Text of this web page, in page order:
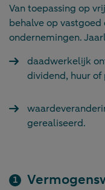
Van toepassing op
behalve op
ondernemingen.
daadwerkelijk
dividend, huur of
gerealiseerd.